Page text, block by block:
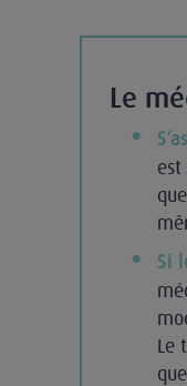
Le
est
Si
Le